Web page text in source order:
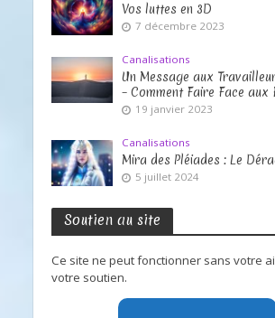
Vos luttes en 3D
7 décembre 2023
Canalisations
Un Message aux
– Comment Faire Face aux
19 janvier 2023
Canalisations
Mira des Pléiades : Le
5 juillet 2024
Soutien au site
Ce site ne peut fonctionner sans votre
votre soutien.